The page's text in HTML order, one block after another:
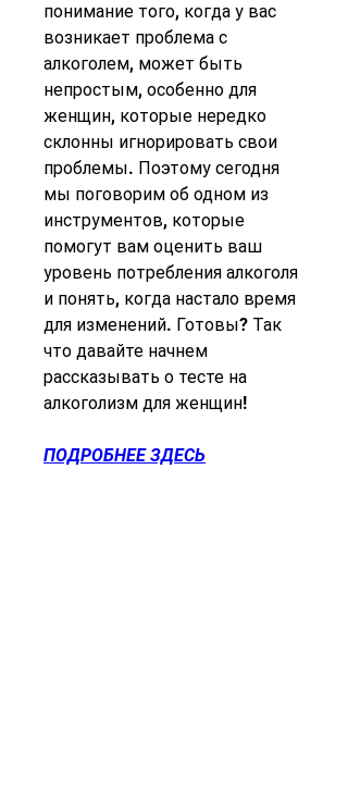
понимание того, когда у вас
возникает проблема с
алкоголем, может быть
непростым, особенно для
женщин, которые нередко
склонны игнорировать свои
проблемы. Поэтому сегодня
мы поговорим об одном из
инструментов, которые
помогут вам оценить ваш
уровень потребления алкоголя
и понять, когда настало время
для изменений. Готовы? Так
что давайте начнем
рассказывать о тесте на
алкоголизм для женщин!
ПОДРОБНЕЕ ЗДЕСЬ